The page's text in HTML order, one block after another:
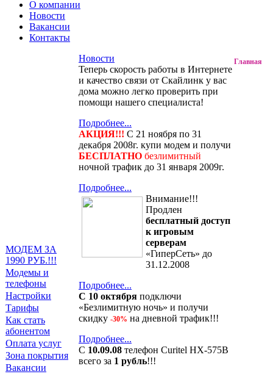
О компании
Новости
Вакансии
Контакты
МОДЕМ ЗА
1990 РУБ.!!!
Модемы и
телефоны
Настройки
Тарифы
Как стать
абонентом
Оплата услуг
Зона покрытия
Вакансии
Новости
Теперь скорость работы в Интернете
и качество связи от Скайлинк у вас
дома можно легко проверить при
помощи нашего специалиста!
Подробнее...
АКЦИЯ!!! С 21 ноября по 31
декабря 2008г. купи модем и получи
БЕСПЛАТНО безлимитный
ночной трафик до 31 января 2009г.
Подробнее...
Внимание!!!
Продлен
бесплатный доступ
к игровым
серверам
«ГиперСеть» до
31.12.2008
Подробнее...
С 10 октября подключи
«Безлимитную ночь» и получи
скидку -30% на дневной трафик!!!
Подробнее...
С 10.09.08 телефон Curitel HX-575B
всего за 1 рубль!!!
Главная